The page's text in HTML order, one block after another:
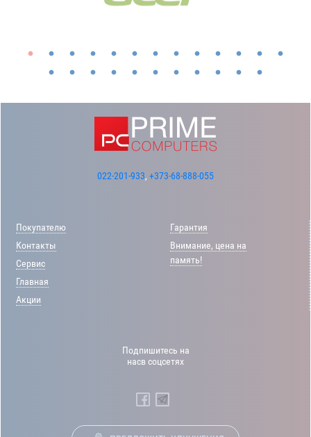
022-201-933, +373-68-888-055
Покупателю
Контакты
Сервис
Главная
Акции
Гарантия
Внимание, цена на
память!
Подпишитесь на
насв соцсетях